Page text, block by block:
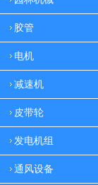
胶管
电机
减速机
皮带轮
发电机组
通风设备